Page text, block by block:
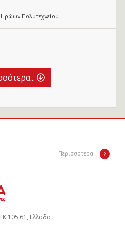
Πολυτεχνείου
Περισσότερα
105 61, Ελλάδα